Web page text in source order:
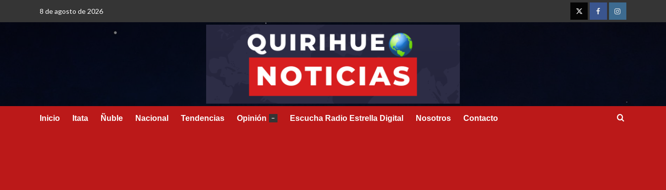
8 de agosto de 2026
Inicio Itata Ñuble Nacional Tendencias Opinión – Escucha Radio Estrella Digital Nosotros Contacto